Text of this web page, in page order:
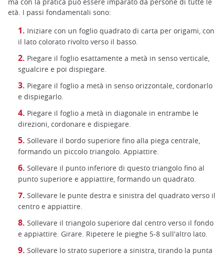
età. I passi fondamentali sono:
Iniziare con un foglio quadrato di carta per origami, con
il lato colorato rivolto verso il basso.
Piegare il foglio esattamente a metà in senso verticale,
sgualcire e poi dispiegare.
Piegare il foglio a metà in senso orizzontale, cordonarlo
e dispiegarlo.
Piegare il foglio a metà in diagonale in entrambe le
direzioni, cordonare e dispiegare.
Sollevare il bordo superiore fino alla piega centrale,
formando un piccolo triangolo. Appiattire.
Sollevare il punto inferiore di questo triangolo fino al
punto superiore e appiattire, formando un quadrato.
Sollevare le punte destra e sinistra del quadrato verso il
centro e appiattire.
Sollevare il triangolo superiore dal centro verso il fondo
e appiattire. Girare. Ripetere le pieghe 5-8 sull'altro lato.
Sollevare lo strato superiore a sinistra, tirando la punta